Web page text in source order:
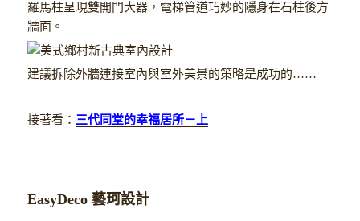
羅馬柱呈現雙開門大器，電梯管道巧妙的隱身在石柱後方
牆面。
建議拆除外牆連接室內與室外美景的策略是成功的……
接著看： 三代同堂的幸福居所－上
EasyDeco 藝珂設計